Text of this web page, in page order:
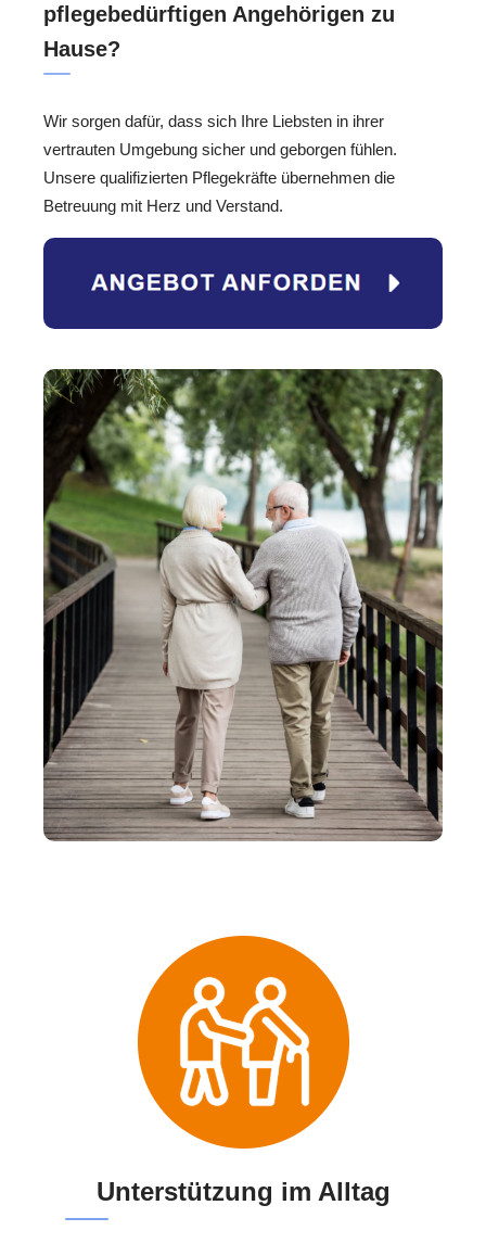
pflegebedürftigen Angehörigen zu
Hause?
Wir sorgen dafür, dass sich Ihre Liebsten in ihrer
vertrauten Umgebung sicher und geborgen fühlen.
Unsere qualifizierten Pflegekräfte übernehmen die
Betreuung mit Herz und Verstand.
Unterstützung im Alltag